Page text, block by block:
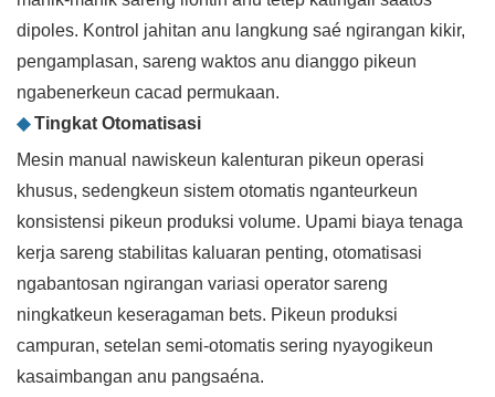
dipoles. Kontrol jahitan anu langkung saé ngirangan kikir,
pengamplasan, sareng waktos anu dianggo pikeun
ngabenerkeun cacad permukaan.
◆Tingkat Otomatisasi
Mesin manual nawiskeun kalenturan pikeun operasi
khusus, sedengkeun sistem otomatis nganteurkeun
konsistensi pikeun produksi volume. Upami biaya tenaga
kerja sareng stabilitas kaluaran penting, otomatisasi
ngabantosan ngirangan variasi operator sareng
ningkatkeun keseragaman bets. Pikeun produksi
campuran, setelan semi-otomatis sering nyayogikeun
kasaimbangan anu pangsaéna.